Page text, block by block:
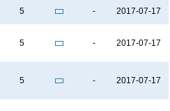
5 - 2017-07-17
5 - 2017-07-17
5 - 2017-07-17